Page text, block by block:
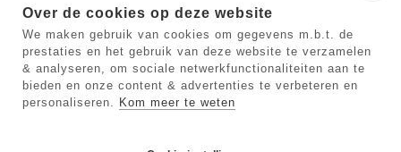
Over de cookies op deze website
We maken gebruik van cookies om gegevens m.b.t. de
prestaties en het gebruik van deze website te verzamelen
& analyseren, om sociale netwerkfunctionaliteiten aan te
bieden en onze content & advertenties te verbeteren en
personaliseren. Kom meer te weten